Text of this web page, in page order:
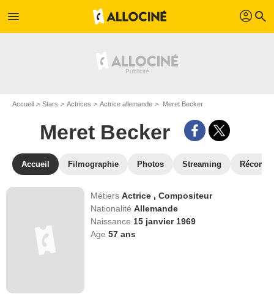
menu profil search
Accueil Stars Actrices Actrice allemande Meret Becker
Meret Becker
Accueil Filmographie Photos Streaming
MétiersActrice ,Compositeur
NationalitéAllemande
Naissance 15 janvier 1969
Age57 ans